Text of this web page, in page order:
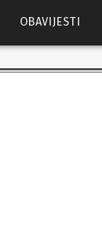
OBAVIJESTI